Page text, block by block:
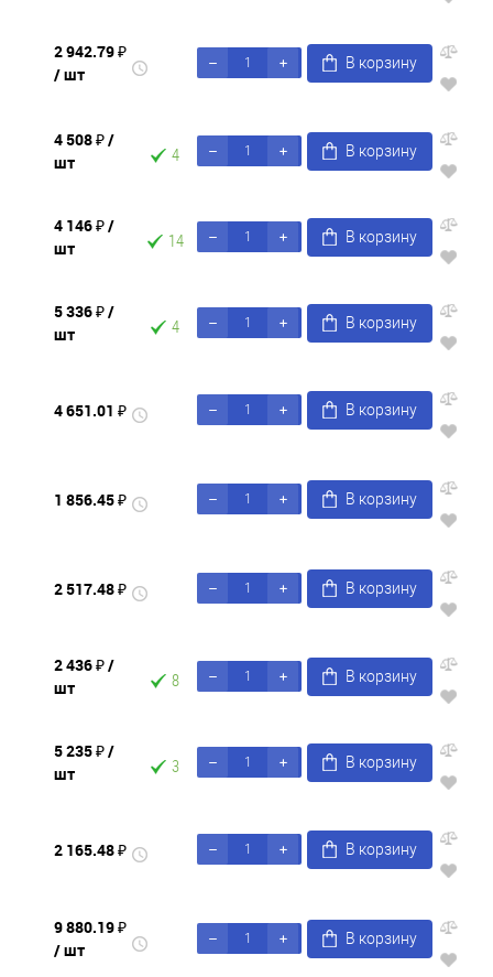
2 942.79 ₽
/ шт
В корзину
4 508 ₽/
шт
4 В корзину
4 146 ₽/
шт
14 В корзину
5 336 ₽/
шт
4 В корзину
4 651.01 ₽ В корзину
1 856.45 ₽ В корзину
2 517.48 ₽ В корзину
2 436 ₽/
шт
8 В корзину
5 235 ₽/
шт
3 В корзину
2 165.48 ₽ В корзину
9 880.19 ₽
/ шт
В корзину